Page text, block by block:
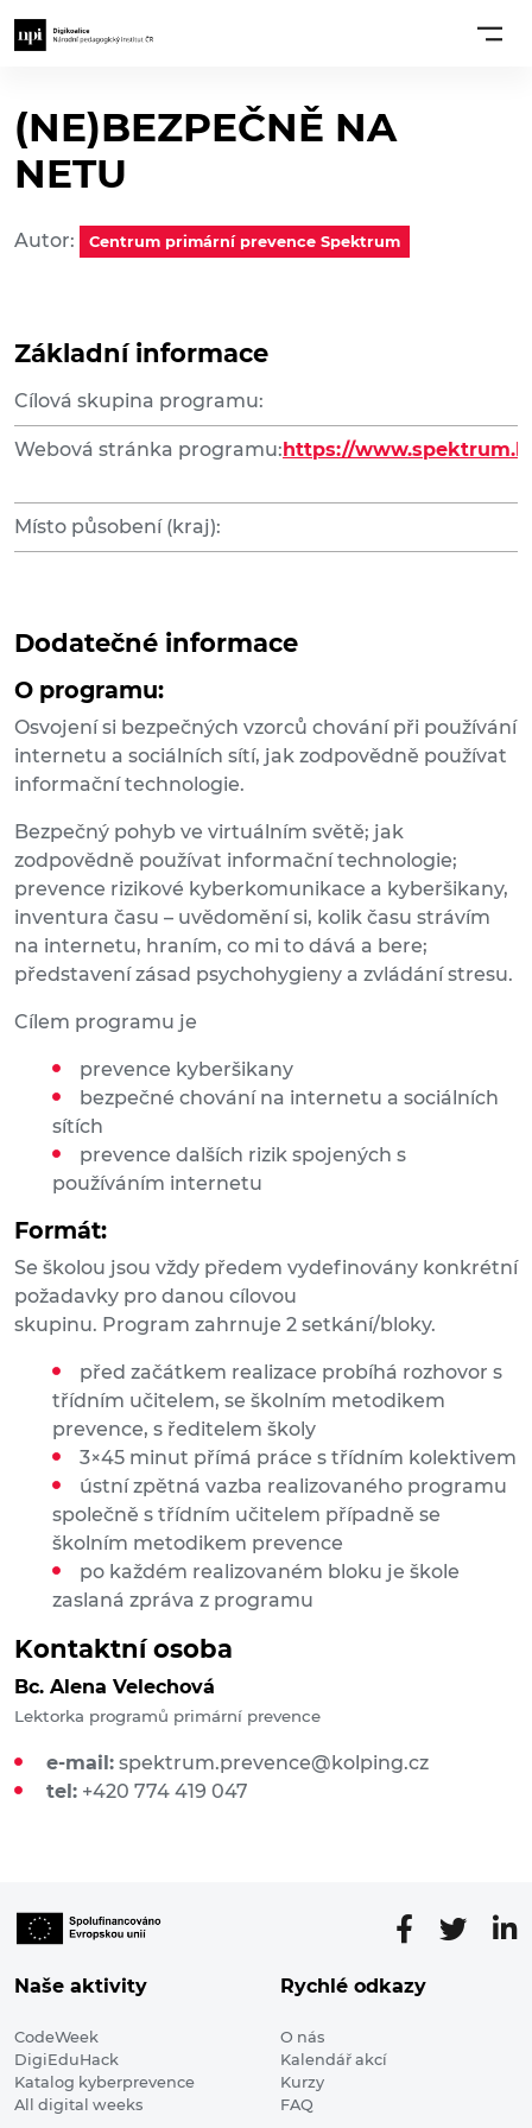
(NE)BEZPEČNĚ NA
NETU
Autor: Centrum primární prevence Spektrum
Základní informace
Cílová skupina programu:
Webová stránka programu: https://
Místo působení (kraj):
Dodatečné informace
O programu:
Osvojení si bezpečných vzorců chování při používání
internetu a sociálních sítí, jak zodpovědně používat
informační technologie.
Bezpečný pohyb ve virtuálním světě; jak
zodpovědně používat informační technologie;
prevence rizikové kyberkomunikace a kyberšikany,
inventura času – uvědomění si, kolik času strávím
na internetu, hraním, co mi to dává a bere;
představení zásad psychohygieny a zvládání stresu.
Cílem programu je
prevence kyberšikany
bezpečné chování na internetu a sociálních
sítích
prevence dalších rizik spojených s
používáním internetu
Formát:
Se školou jsou vždy předem vydefinovány konkrétní
požadavky pro danou cílovou
skupinu. Program zahrnuje 2 setkání/bloky.
před začátkem realizace probíhá rozhovor s
třídním učitelem, se školním metodikem
prevence, s ředitelem školy
3×45 minut přímá práce s třídním kolektivem
ústní zpětná vazba realizovaného programu
společně s třídním učitelem případně se
školním metodikem prevence
po každém realizovaném bloku je škole
zaslaná zpráva z programu
Kontaktní osoba
Bc. Alena Velechová
Lektorka programů primární prevence
e-mail: spektrum.prevence@kolping.cz
tel: +420 774 419 047
Naše aktivity
CodeWeek
DigiEduHack
Katalog kyberprevence
All digital weeks
Rychlé odkazy
O nás
Kalendář akcí
Kurzy
FAQ